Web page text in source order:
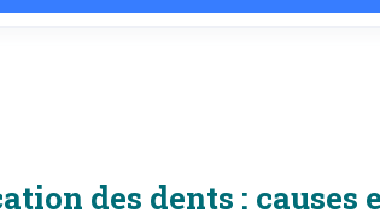
des dents : causes